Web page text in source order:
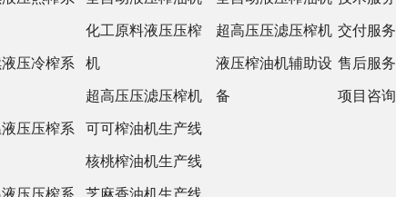
压冷榨系
压压榨系
化工原料液压压榨
机
超高压压滤压榨机
可可榨油机生产线
核桃榨油机生产线
超高压压滤压榨机
液压榨油机辅助设
备
交付服务
售后服务
项目咨询